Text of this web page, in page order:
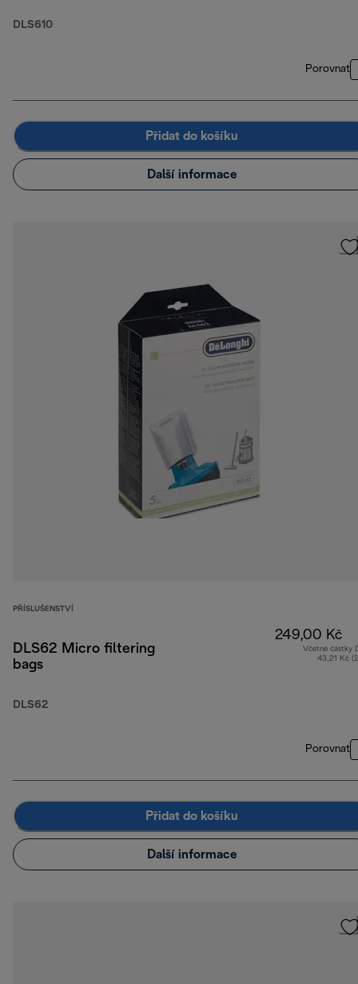
DLS610
Porovnat
Přidat do košíku
Další informace
PŘÍSLUŠENSTVÍ
DLS62 Micro filtering
bags
DLS62
249,00 Kč
Včetně částky
43,21 Kč
Porovnat
Přidat do košíku
Další informace